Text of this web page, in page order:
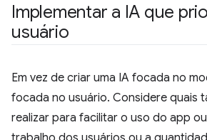
Implementar a IA que
usuário
Em vez de criar uma IA focada no
focada no usuário. Considere quais
realizar para facilitar o uso do app